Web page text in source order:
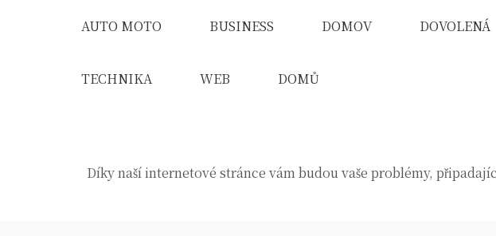
AUTO MOTO BUSINESS DOMOV DOVOLENÁ
TECHNIKA WEB DOMŮ
Díky naší internetové stránce vám budou vaše problémy,